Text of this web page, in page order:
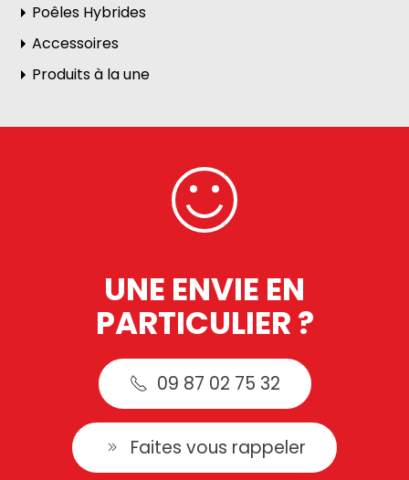
Poêles Hybrides
Accessoires
Produits à la une
UNE ENVIE EN
PARTICULIER ?
09 87 02 75 32
Faites vous rappeler